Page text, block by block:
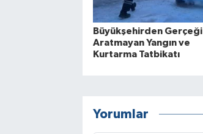
Büyükşehirden Gerçeği
Aratmayan Yangın ve
Kurtarma Tatbikatı
Yorumlar